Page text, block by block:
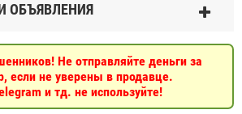
ОБЪЯВЛЕНИЯ
Не отправляйте деньги за
если не уверены в продавце.
и тд. не используйте!